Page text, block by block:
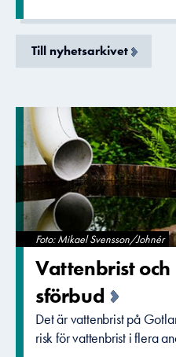
Till nyhetsarkivet
Foto: Mikael Svensson/Johnér
Vattenbris­t
sförbud
Det är vattenbrist på
risk för vattenbrist i flera